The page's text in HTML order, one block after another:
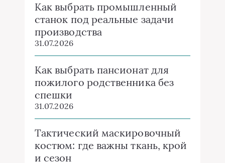
Как выбрать промышленный
станок под реальные задачи
производства
31.07.2026
Как выбрать пансионат для
пожилого родственника без
спешки
31.07.2026
Тактический маскировочный
костюм: где важны ткань, крой
и сезон